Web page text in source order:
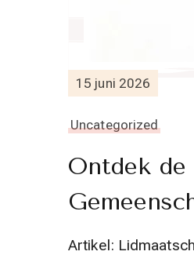
15 juni 2026
Uncategorized
Ontdek de
Artikel: